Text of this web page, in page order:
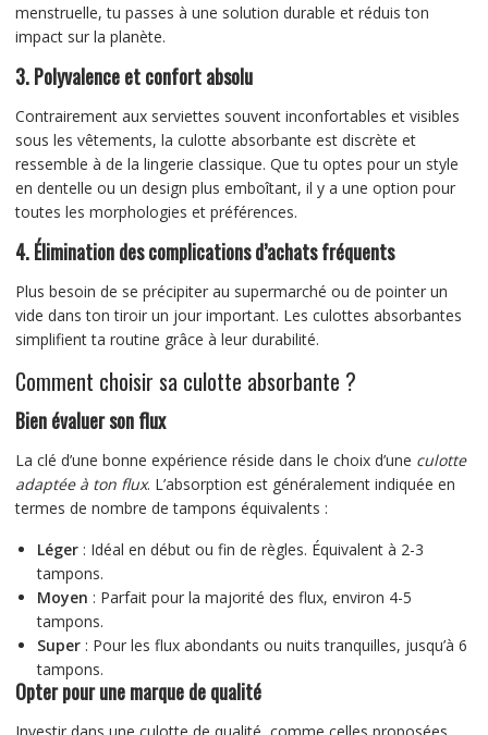
menstruelle, tu passes à une solution durable et réduis ton
impact sur la planète.
3.Polyvalence et confort absolu
Contrairement aux serviettes souvent inconfortables et visibles
sous les vêtements, la culotte absorbante est discrète et
ressemble à de la lingerie classique. Que tu optes pour un style
en dentelle ou un design plus emboîtant, il y a une option pour
toutes les morphologies et préférences.
4.Élimination des complications d’achats fréquents
Plus besoin de se précipiter au supermarché ou de pointer un
vide dans ton tiroir un jour important. Les culottes absorbantes
simplifient ta routine grâce à leur durabilité.
Comment choisir sa culotte absorbante ?
Bien évaluer son flux
La clé d’une bonne expérience réside dans le choix d’une culotte
adaptée à ton flux. L’absorption est généralement indiquée en
termes de nombre de tampons équivalents :
Léger: Idéal en début ou fin de règles. Équivalent à 2-3
tampons.
Moyen : Parfait pour la majorité des flux, environ 4-5
tampons.
Super: Pour les flux abondants ou nuits tranquilles, jusqu’à 6
tampons.
Opter pour une marque de qualité
Investir dans une culotte de qualité, comme celles proposées